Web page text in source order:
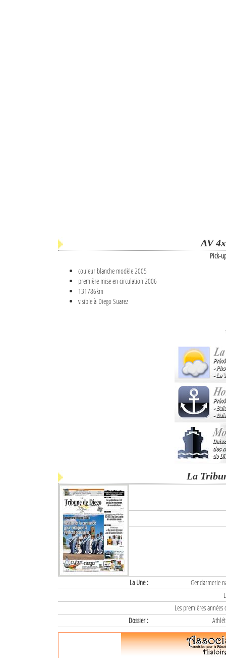
AV
Pick-
couleur blanche modèle 2005
première mise en circulation 2006
131786km
visible à Diego Suarez
La
La Une :
Gendarmerie
Les premières
Dossier :